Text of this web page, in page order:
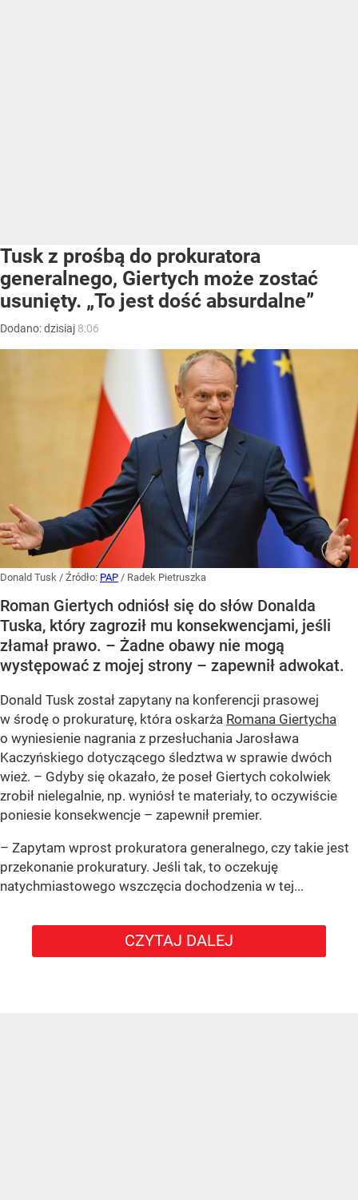
Tusk z prośbą do prokuratora
generalnego, Giertych może zostać
usunięty. „To jest dość absurdalne”
Dodano:dzisiaj 8:06
Donald Tusk / Źródło: PAP / Radek Pietruszka
Roman Giertych odniósł się do słów Donalda
Tuska, który zagroził mu konsekwencjami, jeśli
złamał prawo. – Żadne obawy nie mogą
występować z mojej strony – zapewnił adwokat.
Donald Tusk został zapytany na konferencji prasowej
w środę o prokuraturę, która oskarża Romana Giertycha
o wyniesienie nagrania z przesłuchania Jarosława
Kaczyńskiego dotyczącego śledztwa w sprawie dwóch
wież. – Gdyby się okazało, że poseł Giertych cokolwiek
zrobił nielegalnie, np. wyniósł te materiały, to oczywiście
poniesie konsekwencje – zapewnił premier.
– Zapytam wprost prokuratora generalnego, czy takie jest
przekonanie prokuratury. Jeśli tak, to oczekuję
natychmiastowego wszczęcia dochodzenia w tej...
CZYTAJ DALEJ